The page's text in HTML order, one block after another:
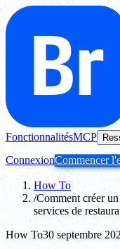
FonctionnalitésMCP
ConnexionCommencer
How To
/Comment créer
services de
How To30 septembre